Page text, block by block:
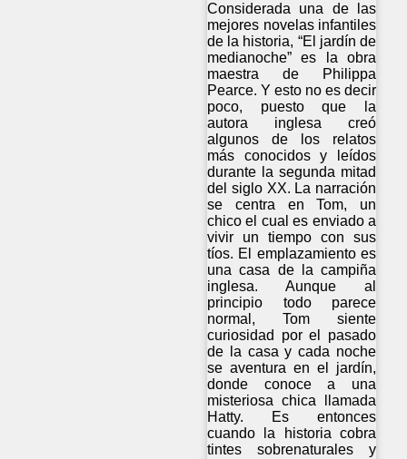
Considerada una de las
mejores novelas infantiles
de la historia, “El jardín de
medianoche” es la obra
maestra de Philippa
Pearce. Y esto no es decir
poco, puesto que la
autora inglesa creó
algunos de los relatos
más conocidos y leídos
durante la segunda mitad
del siglo XX. La narración
se centra en Tom, un
chico el cual es enviado a
vivir un tiempo con sus
tíos. El emplazamiento es
una casa de la campiña
inglesa. Aunque al
principio todo parece
normal, Tom siente
curiosidad por el pasado
de la casa y cada noche
se aventura en el jardín,
donde conoce a una
misteriosa chica llamada
Hatty. Es entonces
cuando la historia cobra
tintes sobrenaturales y